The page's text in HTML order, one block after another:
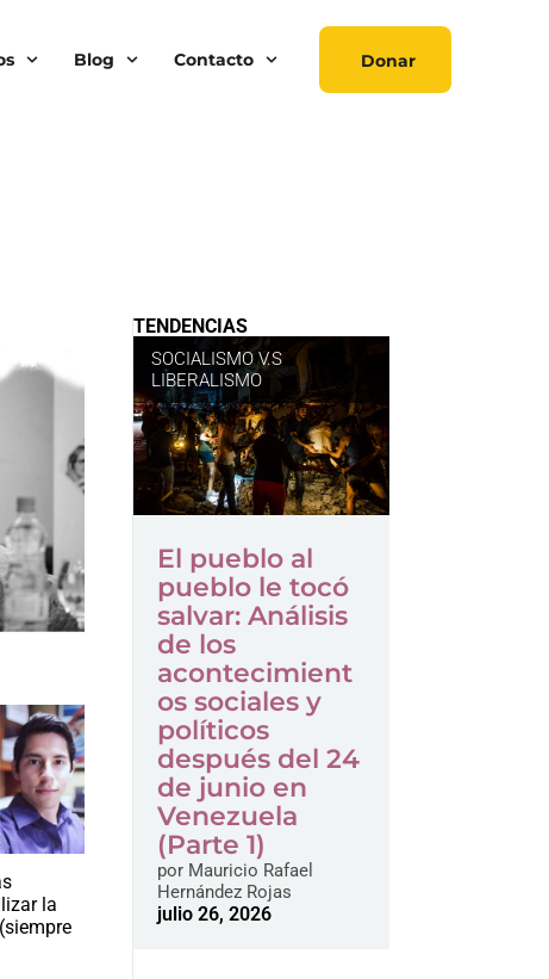
Blog Contacto Donar
la
TENDENCIAS
SOCIALISMO V.S
LIBERALISMO
El pueblo al
pueblo le tocó
salvar: Análisis
de los
acontecimient
os sociales y
políticos
después del 24
de junio en
Venezuela
(Parte 1)
porMauricio Rafael
Hernández Rojas
julio 26, 2026